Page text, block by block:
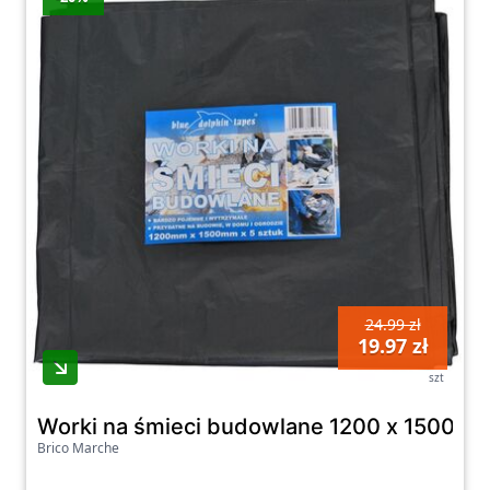
Wybierz odpowiednie worki dla siebie i ciesz
24.99 zł
19.97 zł
szt
Worki na śmieci budowlane 1200 x 1500
Brico Marche